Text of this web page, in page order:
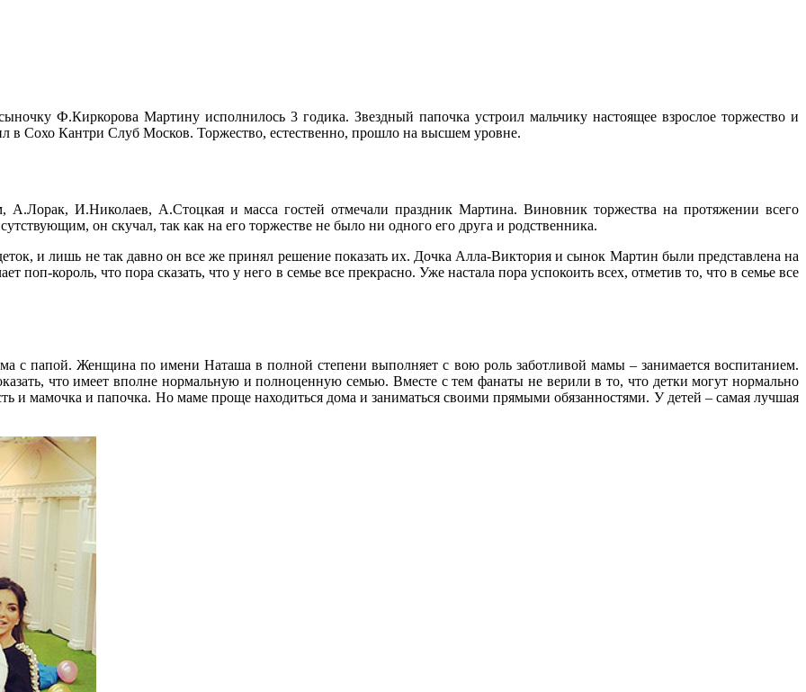
Ф.Киркорова Мартину исполнилось 3 годика. Звездный папочка устроил мальчику настоящее взрослое торжество и
в Сохо Кантри Слуб Москов. Торжество, естественно, прошло на высшем уровне.
И.Николаев, А.Стоцкая и масса гостей отмечали праздник Мартина. Виновник торжества на протяжении всего
он скучал, так как на его торжестве не было ни одного его друга и родственника.
и лишь не так давно он все же принял решение показать их. Дочка Алла-Виктория и сынок Мартин были представлена на
поп-король, что пора сказать, что у него в семье все прекрасно. Уже настала пора успокоить всех, отметив то, что в семье все
с папой. Женщина по имени Наташа в полной степени выполняет с вою роль заботливой мамы – занимается воспитанием.
что имеет вполне нормальную и полноценную семью. Вместе с тем фанаты не верили в то, что детки могут нормально
и мамочка и папочка. Но маме проще находиться дома и заниматься своими прямыми обязанностями. У детей – самая лучшая